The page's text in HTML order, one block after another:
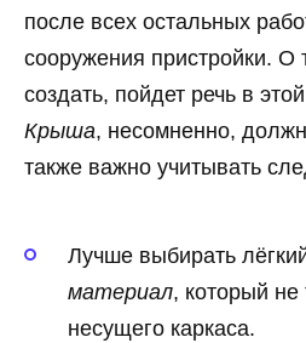
после всех остальных
сооружения пристройки. О
создать, пойдет речь в
Крыша, несомненно,
также важно учитывать
Лучше выбирать
материал, который не
несущего каркаса.